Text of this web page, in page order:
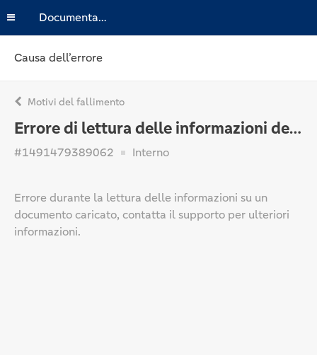
Documentazione
Causa dell’errore
Motivi del fallimento
Errore di lettura delle informazioni del documento
#1491479389062 Interno
Errore durante la lettura delle informazioni su un
documento caricato, contatta il supporto per ulteriori
informazioni.